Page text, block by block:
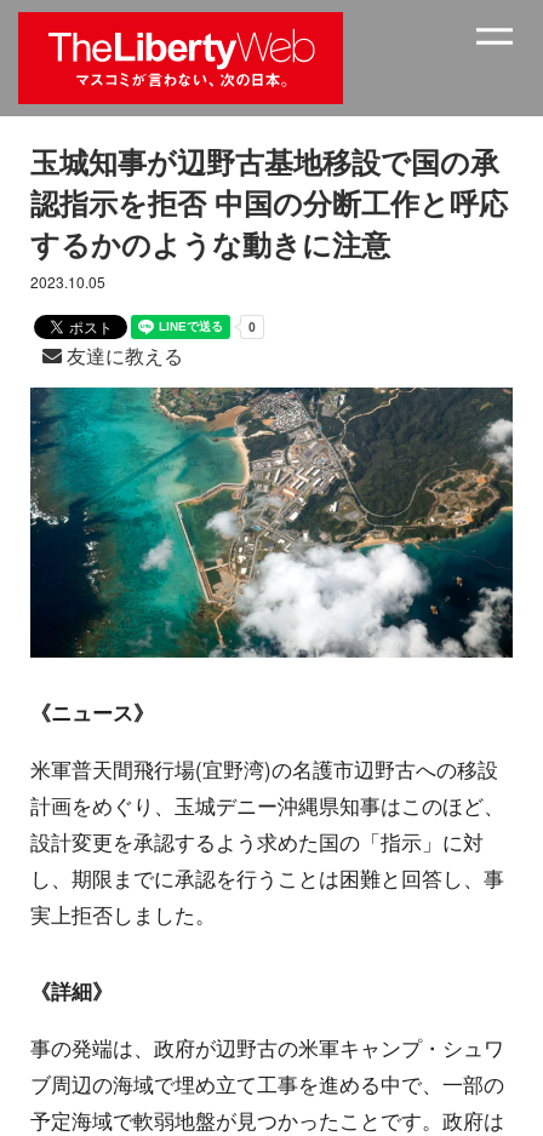
玉城知事が辺野古基地移設で国の承
認指示を拒否 中国の分断工作と呼応
するかのような動きに注意
2023.10.05
友達に教える
《ニュース》
米軍普天間飛行場(宜野湾)の名護市辺野古への移設
計画をめぐり、玉城デニー沖縄県知事はこのほど、
設計変更を承認するよう求めた国の「指示」に対
し、期限までに承認を行うことは困難と回答し、事
実上拒否しました。
《詳細》
事の発端は、政府が辺野古の米軍キャンプ・シュワ
ブ周辺の海域で埋め立て工事を進める中で、一部の
予定海域で軟弱地盤が見つかったことです。政府は